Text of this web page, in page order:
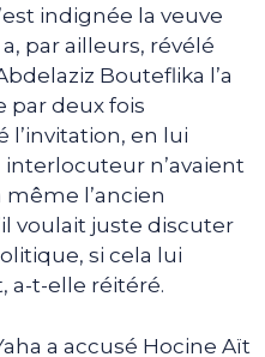
indignée la veuve
par ailleurs, révélé
Bouteflika l’a
par deux fois
l’invitation, en lui
n’avaient
l’ancien
voulait juste discuter
si cela lui
a-t-elle réitéré.
a accusé Hocine Aït